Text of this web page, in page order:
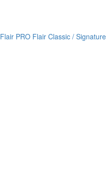
Flair PRO Flair Classic / Signature